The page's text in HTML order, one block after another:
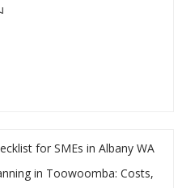
for SMEs in Albany WA
in Toowoomba: Costs,